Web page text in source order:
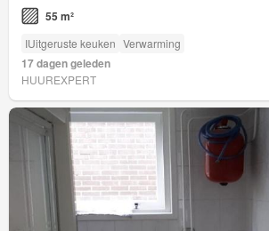
55 m²
IUitgeruste keuken Verwarming
17 dagen geleden
HUUREXPERT